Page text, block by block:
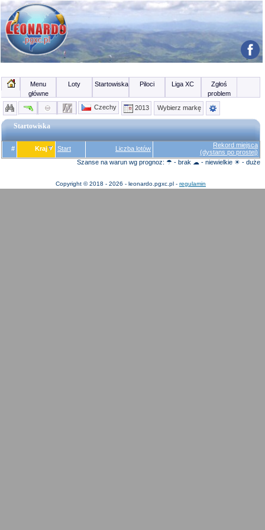
Menu
główne
Loty Startowiska Piloci Liga XC
Zgłoś
problem
Czechy
2013 Wybierz markę
Startowiska
# Kraj Start Liczba lotów
Rekord miejsca
(dystans po prostej)
Szanse na warun wg prognoz: ☂ - brak ☁ - niewielkie ☀ - duże
Copyright © 2018 - 2026 - leonardo.pgxc.pl - regulamin